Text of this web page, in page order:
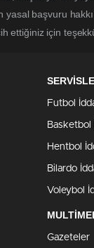
başvuru hakkı
ettiğiniz için
Futbol
Basketbol
Hentbol
Bilardo
Voleybol
Gazeteler